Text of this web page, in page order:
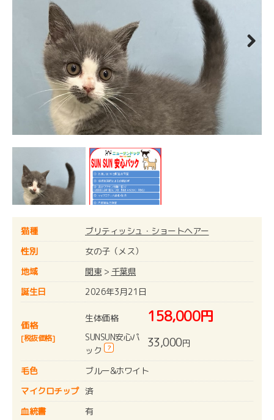
猫種
ブリティッシュ・ショートヘアー
性別
女の子（メス）
地域
関東> 千葉県
誕生日
2026年3月21日
価格
[税抜価格]
生体価格 158,000円
SUNSUN安心パ
ック
? 33,000円
毛色
ブルー&ホワイト
マイクロチップ 済
血統書
有